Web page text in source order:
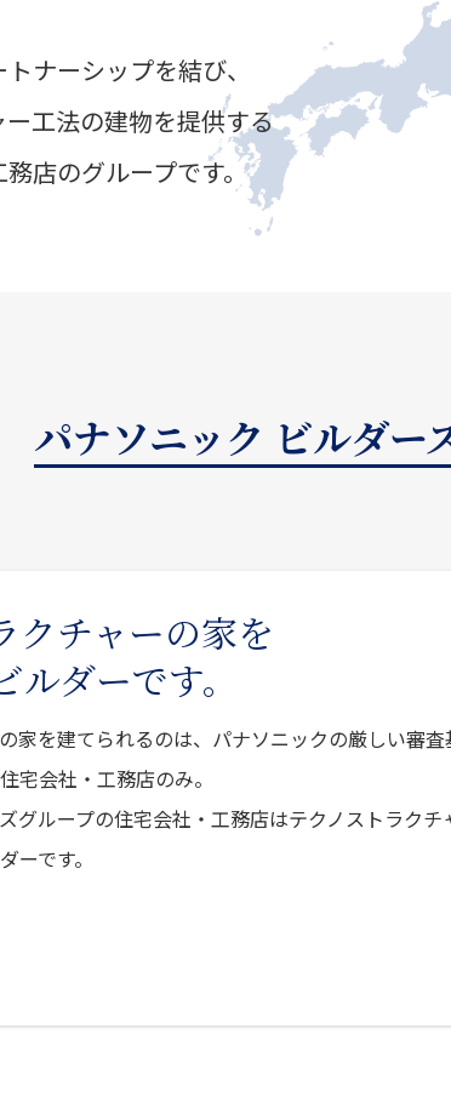
ナーシップを結び、
工法の建物を提供する
店のグループです。
パナソニック ビルダー
クチャーの家を
ダーです。
家を建てられるのは、パナソニックの厳しい審査
宅会社・工務店のみ。
グループの住宅会社・工務店はテクノストラクチ
ーです。